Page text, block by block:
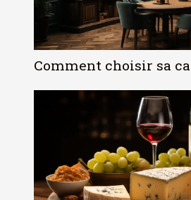
Comment choisir sa